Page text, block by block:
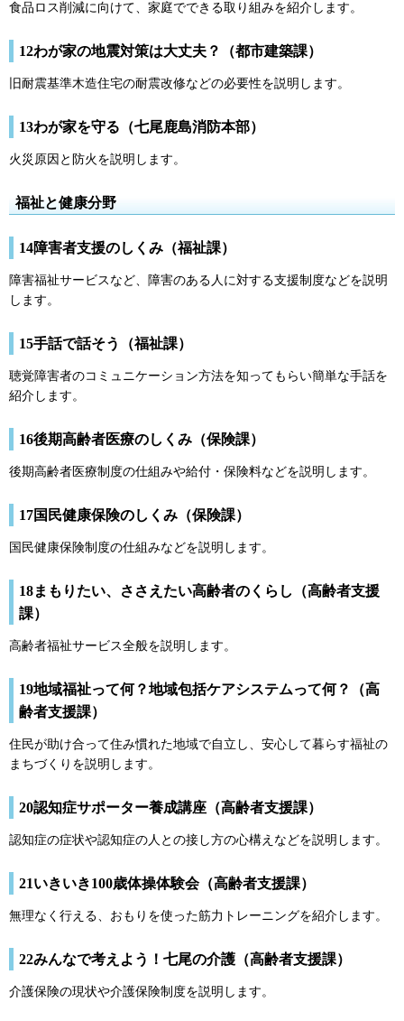
食品ロス削減に向けて、家庭でできる取り組みを紹介します。
12わが家の地震対策は大丈夫？（都市建築課）
旧耐震基準木造住宅の耐震改修などの必要性を説明します。
13わが家を守る（七尾鹿島消防本部）
火災原因と防火を説明します。
福祉と健康分野
14障害者支援のしくみ（福祉課）
障害福祉サービスなど、障害のある人に対する支援制度などを説明
します。
15手話で話そう（福祉課）
聴覚障害者のコミュニケーション方法を知ってもらい簡単な手話を
紹介します。
16後期高齢者医療のしくみ（保険課）
後期高齢者医療制度の仕組みや給付・保険料などを説明します。
17国民健康保険のしくみ（保険課）
国民健康保険制度の仕組みなどを説明します。
18まもりたい、ささえたい高齢者のくらし（高齢者支援
課）
高齢者福祉サービス全般を説明します。
19地域福祉って何？地域包括ケアシステムって何？（高
齢者支援課）
住民が助け合って住み慣れた地域で自立し、安心して暮らす福祉の
まちづくりを説明します。
20認知症サポーター養成講座（高齢者支援課）
認知症の症状や認知症の人との接し方の心構えなどを説明します。
21いきいき100歳体操体験会（高齢者支援課）
無理なく行える、おもりを使った筋力トレーニングを紹介します。
22みんなで考えよう！七尾の介護（高齢者支援課）
介護保険の現状や介護保険制度を説明します。